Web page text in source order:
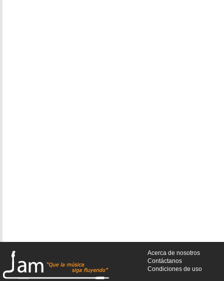
Acerca de nosotros
Contáctanos
Condiciones de uso